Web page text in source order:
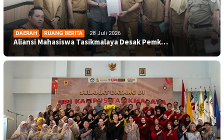
DAERAH , RUANG BERITA 28 Juli 2026
Aliansi Mahasiswa Tasikmalaya Desak Pemk…